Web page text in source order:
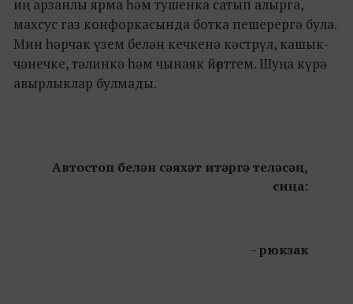
иң арзанлы ярма һәм тушенка сатып алырга,
махсус газ конфоркасында ботка пешерергә була.
Мин һәрчак үзем белән кечкенә кәстрүл, кашык-
чәнечке, тәлинкә һәм чынаяк йөрттем. Шуңа күрә
авырлыклар булмады.
Автостоп белән сәяхәт итәргә теләсәң,
сиңа:
- рюкзак